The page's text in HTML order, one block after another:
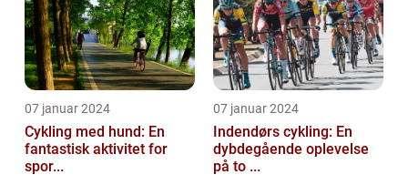
07 januar 2024
Cykling med hund: En
fantastisk aktivitet for
spor...
07 januar 2024
Indendørs cykling: En
dybdegående oplevelse
på to ...